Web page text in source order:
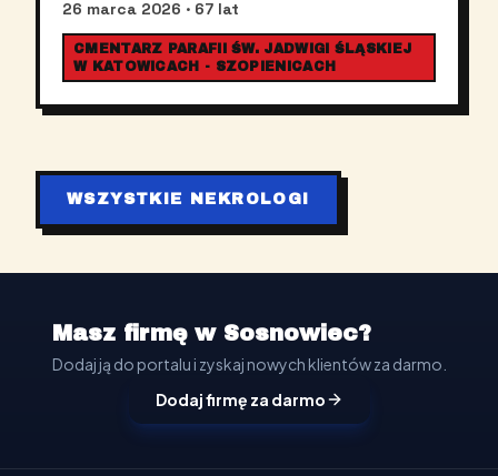
26 marca 2026 · 67 lat
CMENTARZ PARAFII ŚW. JADWIGI ŚLĄSKIEJ
W KATOWICACH - SZOPIENICACH
WSZYSTKIE NEKROLOGI
Masz firmę w Sosnowiec?
Dodaj ją do portalu i zyskaj nowych klientów za darmo.
Dodaj firmę za darmo